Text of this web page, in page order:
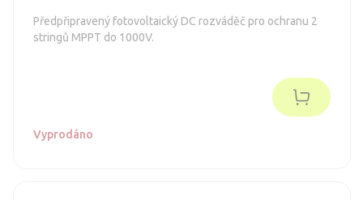
Předpřipravený fotovoltaický DC rozváděč pro ochranu 2
stringů MPPT do 1000V.
Vyprodáno